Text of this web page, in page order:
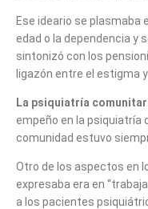
Ese ideario se plasmaba
edad o la dependencia y
sintonizó con los
ligazón entre el estigma
La psiquiatría
empeño en la psiquiatría
comunidad estuvo
Otro de los aspectos en
expresaba era en
a los pacientes